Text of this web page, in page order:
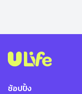
ช้อปปิ้ง